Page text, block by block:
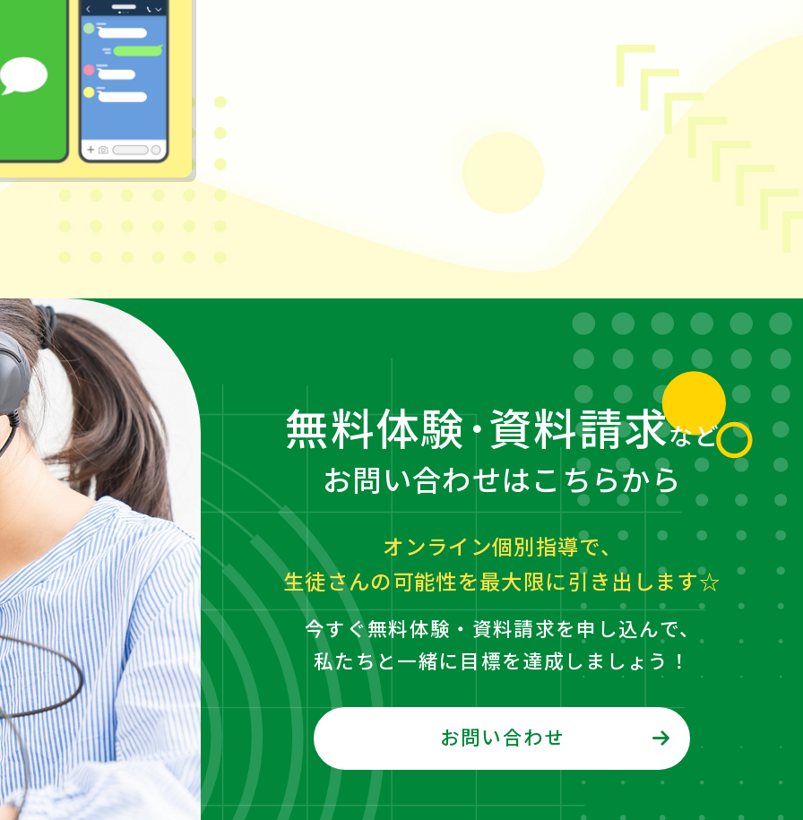
無料体験･資料請求など
お問い合わせはこちらから
オンライン個別指導で、
生徒さんの可能性を最大限に引き出します☆
今すぐ無料体験・資料請求を申し込んで、
私たちと一緒に目標を達成しましょう！
お問い合わせ